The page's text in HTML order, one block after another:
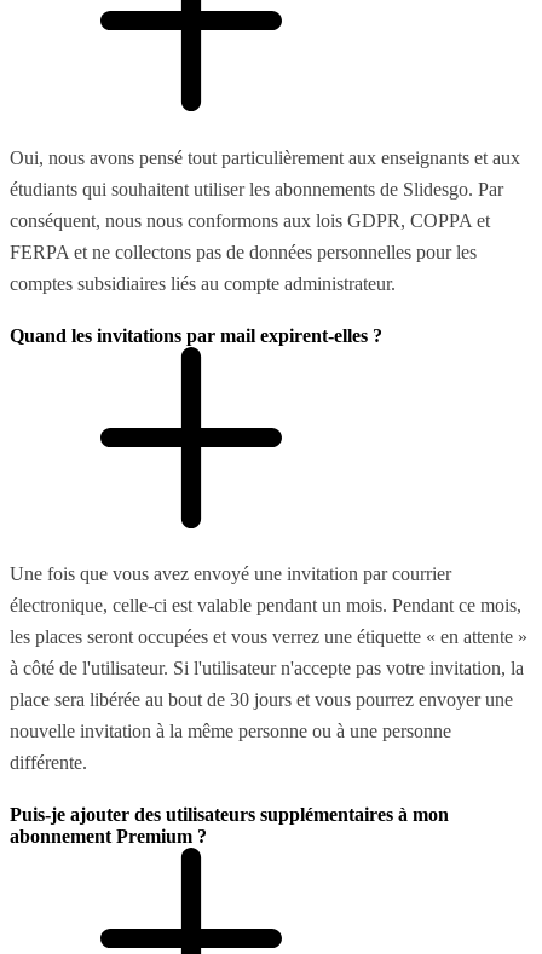
Oui, nous avons pensé tout particulièrement aux enseignants et aux
étudiants qui souhaitent utiliser les abonnements de Slidesgo. Par
conséquent, nous nous conformons aux lois GDPR, COPPA et
FERPA et ne collectons pas de données personnelles pour les
comptes subsidiaires liés au compte administrateur.
Quand les invitations par mail expirent-elles ?
Une fois que vous avez envoyé une invitation par courrier
électronique, celle-ci est valable pendant un mois. Pendant ce mois,
les places seront occupées et vous verrez une étiquette « en attente »
à côté de l'utilisateur. Si l'utilisateur n'accepte pas votre invitation, la
place sera libérée au bout de 30 jours et vous pourrez envoyer une
nouvelle invitation à la même personne ou à une personne
différente.
Puis-je ajouter des utilisateurs supplémentaires à mon
abonnement Premium ?